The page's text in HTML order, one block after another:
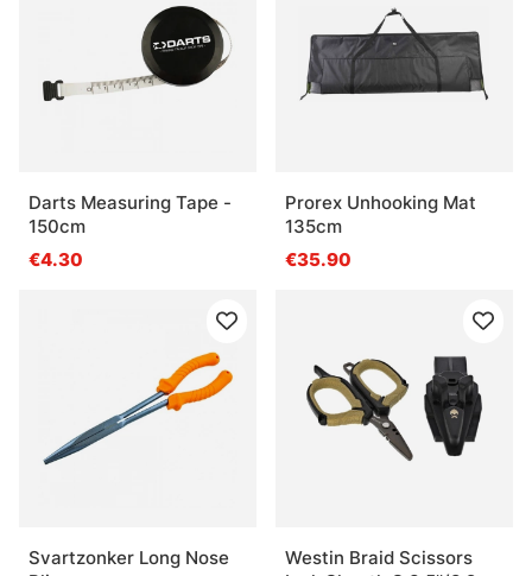
Darts Measuring Tape -
150cm
€4.30
Prorex Unhooking Mat
135cm
€35.90
Svartzonker Long Nose
Westin Braid Scissors